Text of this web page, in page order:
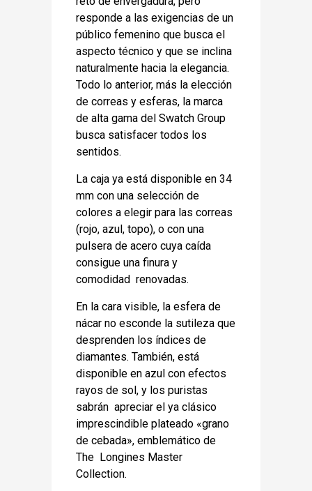
responde a las exigencias de un
público femenino que busca el
aspecto técnico y que se inclina
naturalmente hacia la elegancia.
Todo lo anterior, más la elección
de correas y esferas, la marca
de alta gama del Swatch Group
busca satisfacer todos los
sentidos.
La caja ya está disponible en 34
mm con una selección de
colores a elegir para las correas
(rojo, azul, topo), o con una
pulsera de acero cuya caída
consigue una finura y
comodidad renovadas.
En la cara visible, la esfera de
nácar no esconde la sutileza que
desprenden los índices de
diamantes. También, está
disponible en azul con efectos
rayos de sol, y los puristas
sabrán apreciar el ya clásico
imprescindible plateado «grano
de cebada», emblemático de
The Longines Master
Collection.